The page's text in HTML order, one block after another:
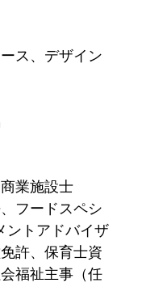
ス、デザイン
業施設士
フードスペシ
ントアドバイザ
許、保育士資
福祉主事（任